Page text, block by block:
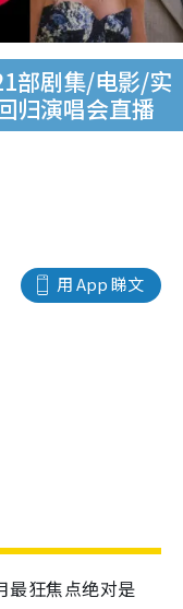
部剧集/电影/实
归演唱会直播
用 App 睇文
最狂焦点绝对是